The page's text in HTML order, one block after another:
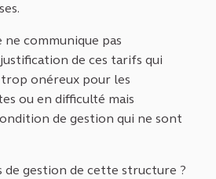
ne communique pas
de ces tarifs qui
onéreux pour les
ou en difficulté mais
de gestion qui ne sont
de gestion de cette structure ?